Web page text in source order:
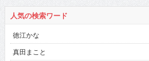
netflix